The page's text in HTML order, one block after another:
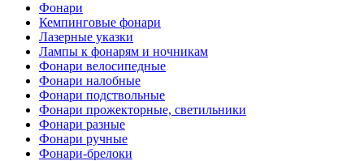
Фонари
Кемпинговые фонари
Лазерные указки
Лампы к фонарям и ночникам
Фонари велосипедные
Фонари налобные
Фонари подствольные
Фонари прожекторные, светильники
Фонари разные
Фонари ручные
Фонари-брелоки